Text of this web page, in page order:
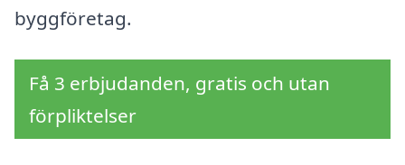
byggföretag.
Få 3 erbjudanden, gratis och utan
förpliktelser